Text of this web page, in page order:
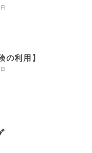
の利用】